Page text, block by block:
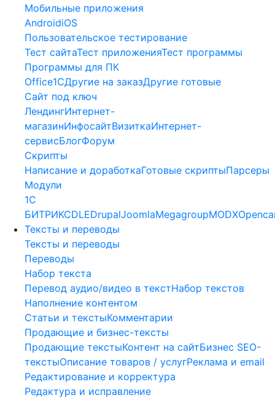
Мобильные приложения
AndroidiOS
Пользовательское тестирование
Тест сайтаТест приложенияТест программы
Программы для ПК
Office1СДругие на заказДругие готовые
Сайт под ключ
ЛендингИнтернет-
магазинИнфосайтВизиткаИнтернет-
сервисБлогФорум
Скрипты
Написание и доработкаГотовые скриптыПарсеры
Модули
1C
БИТРИКСDLEDrupalJoomlaMegagroupMODX
Тексты и переводы
Тексты и переводы
Переводы
Набор текста
Перевод аудио/видео в текстНабор текстов
Наполнение контентом
Статьи и текстыКомментарии
Продающие и бизнес-тексты
Продающие текстыКонтент на сайтБизнес SEO-
текстыОписание товаров / услугРеклама и email
Редактирование и корректура
Редактура и исправление